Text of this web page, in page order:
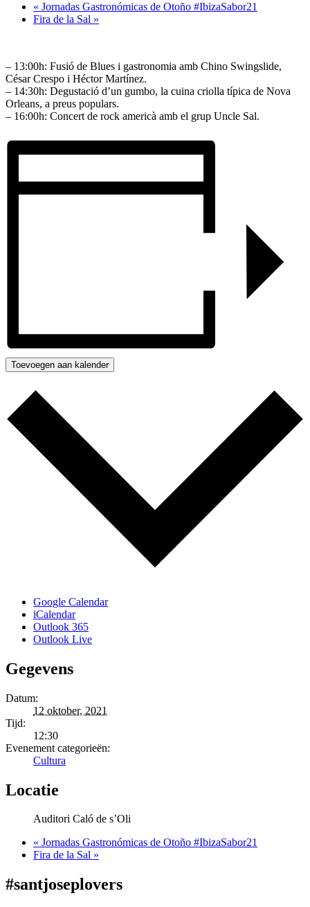
« Jornadas Gastronómicas de Otoño #IbizaSabor21
Fira de la Sal »
– 13:00h: Fusió de Blues i gastronomia amb Chino Swingslide,
César Crespo i Héctor Martínez.
– 14:30h: Degustació d’un gumbo, la cuina criolla típica de Nova
Orleans, a preus populars.
– 16:00h: Concert de rock americà amb el grup Uncle Sal.
Toevoegen aan kalender
Google Calendar
iCalendar
Outlook 365
Outlook Live
Gegevens
Datum:
12 oktober, 2021
Tijd:
12:30
Evenement categorieën:
Cultura
Locatie
Auditori Caló de s’Oli
« Jornadas Gastronómicas de Otoño #IbizaSabor21
Fira de la Sal »
#santjoseplovers